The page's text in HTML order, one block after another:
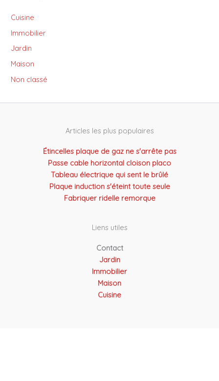
Cuisine
Immobilier
Jardin
Maison
Non classé
Articles les plus populaires
Étincelles plaque de gaz ne s'arrête pas
Passe cable horizontal cloison placo
Tableau électrique qui sent le brûlé
Plaque induction s'éteint toute seule
Fabriquer ridelle remorque
Liens utiles
Contact
Jardin
Immobilier
Maison
Cuisine